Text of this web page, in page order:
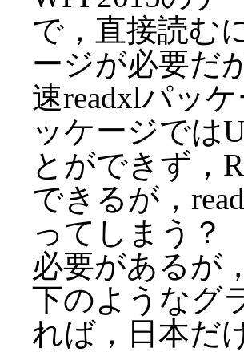
で，直接読む
ージが必要だ
速readxlパッ
ッケージでは
とができず，
できるが，
ってしまう？
必要があるが
下のようなグ
れば，日本だ